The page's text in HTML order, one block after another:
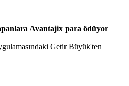
Avantajix para ödüyor
Getir Büyük'ten